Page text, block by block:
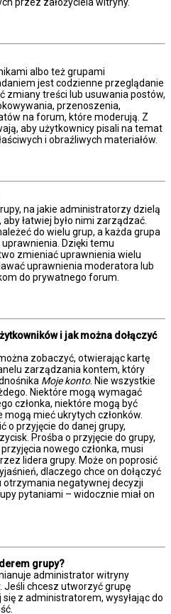
albo też grupami
jest codzienne przeglądanie
zmiany treści lub usuwania postów,
przenoszenia,
na forum, które moderują. Z
aby użytkownicy pisali na temat
i obraźliwych materiałów.
na jakie administratorzy dzielą
łatwiej było nimi zarządzać.
do wielu grup, a każda grupa
Dzięki temu
zmieniać uprawnienia wielu
uprawnienia moderatora lub
do prywatnego forum.
i jak można dołączyć
zobaczyć, otwierając kartę
zarządzania kontem, który
Moje konto. Nie wszystkie
Niektóre mogą wymagać
członka, niektóre mogą być
mieć ukrytych członków.
o przyjęcie do danej grupy,
Prośba o przyjęcie do grupy,
nowego członka, musi
lidera grupy. Może on poprosić
dlaczego chce on dołączyć
otrzymania negatywnej decyzji
pytaniami – widocznie miał on
grupy?
administrator witryny
Jeśli chcesz utworzyć grupę
z administratorem, wysyłając do